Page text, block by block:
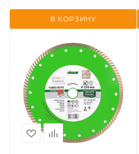
В КОРЗИНУ